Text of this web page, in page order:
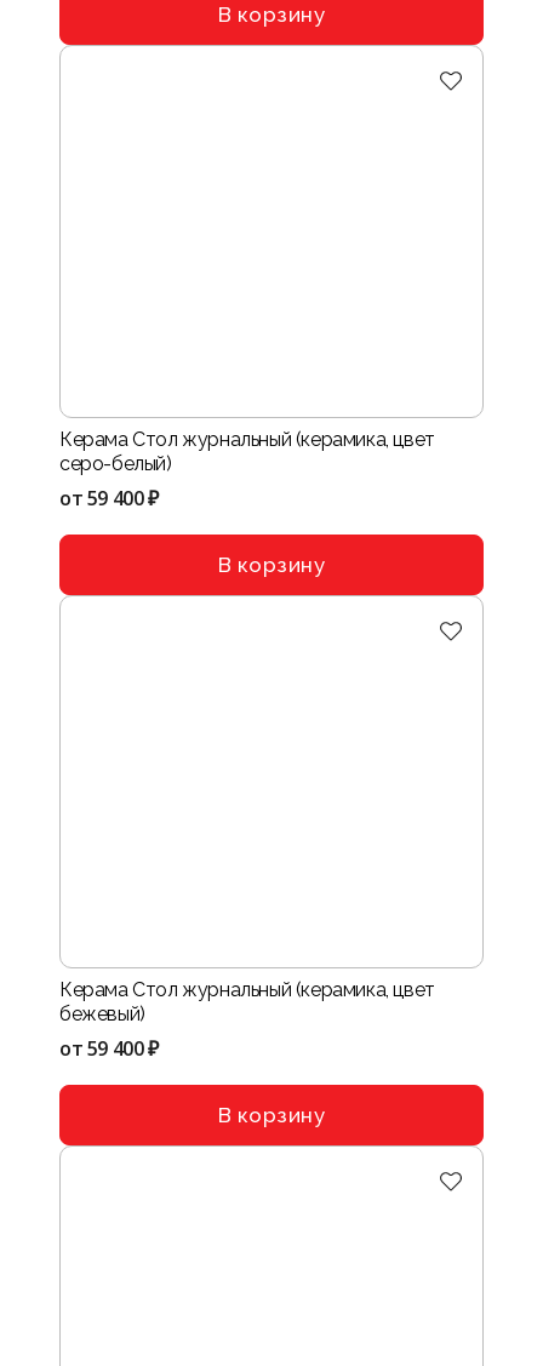
В корзину
Керама Стол журнальный (керамика, цвет
серо-белый)
от59 400 ₽
В корзину
Керама Стол журнальный (керамика, цвет
бежевый)
от59 400 ₽
В корзину